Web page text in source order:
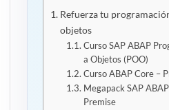
Refuerza tu
objetos
Curso SAP ABAP
a Objetos (POO)
Curso ABAP Core –
Megapack SAP
Premise